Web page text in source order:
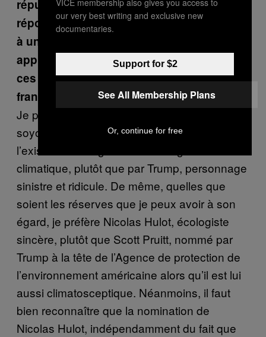
réputation mondiale d’écologiste en
répondant « Make our Planet great again »
à un Donald Trump qui souhaitait ne pas
appliquer les accords de Paris. Que disent
ces attitudes et ces slogans de la vision
française de l’écologie ?
Je pense qu’il est préférable que nous
soyons gouvernés par Macron, qui reconnaît
l’existence et la gravité du changement
climatique, plutôt que par Trump, personnage
sinistre et ridicule. De même, quelles que
soient les réserves que je peux avoir à son
égard, je préfère Nicolas Hulot, écologiste
sincère, plutôt que Scott Pruitt, nommé par
Trump à la tête de l’Agence de protection de
l’environnement américaine alors qu’il est lui
aussi climatosceptique. Néanmoins, il faut
bien reconnaître que la nomination de
Nicolas Hulot, indépendamment du fait que
our very best writing and exclusive new
documentaries.
Support for $2
See All Membership Plans
Or, continue for free